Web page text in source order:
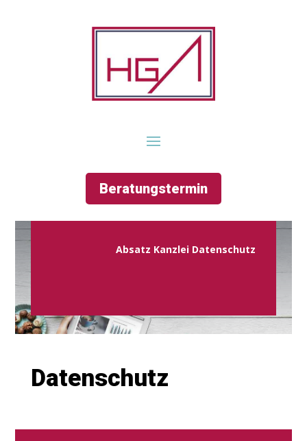
Beratungstermin
Absatz Kanzlei Datenschutz
Datenschutz